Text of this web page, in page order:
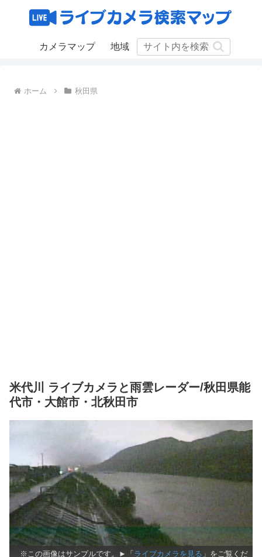
カメラマップ 地域
ホーム 秋田県
米代川 ライブカメラと雨雲レーダー/秋田県能
代市・大館市・北秋田市
※この画像はサンプルです。►「 ライブカメラを見る 」をご覧くだ